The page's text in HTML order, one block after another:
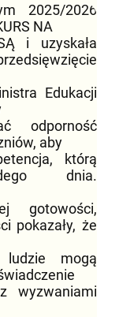
2025/2026
NA
i uzyskała
Edukacji
odporność
aby
którą
dnia.
pokazały, że
mogą
wyzwaniami